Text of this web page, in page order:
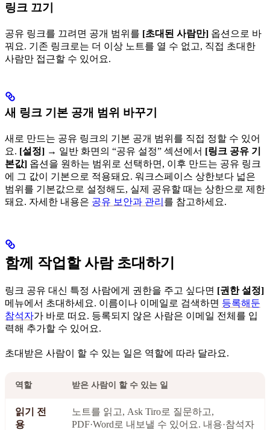
링크 끄기
공유 링크를 끄려면 공개 범위를 [초대된 사람만] 옵션으로 바
꿔요. 기존 링크로는 더 이상 노트를 열 수 없고, 직접 초대한
사람만 접근할 수 있어요.
새 링크 기본 공개 범위 바꾸기
새로 만드는 공유 링크의 기본 공개 범위를 직접 정할 수 있어
요. [설정] → 일반 화면의 “공유 설정” 섹션에서 [링크 공유 기
본값] 옵션을 원하는 범위로 선택하면, 이후 만드는 공유 링크
에 그 값이 기본으로 적용돼요. 워크스페이스 상한보다 넓은
범위를 기본값으로 설정해도, 실제 공유할 때는 상한으로 제한
돼요. 자세한 내용은 공유 보안과 관리 를 참고하세요.
함께 작업할 사람 초대하기
링크 공유 대신 특정 사람에게 권한을 주고 싶다면 [권한 설정]
메뉴에서 초대하세요. 이름이나 이메일로 검색하면 등록해둔
참석자가 바로 떠요. 등록되지 않은 사람은 이메일 전체를 입
력해 추가할 수 있어요.
초대받은 사람이 할 수 있는 일은 역할에 따라 달라요.
역할 받은 사람이 할 수 있는 일
읽기 전
용
노트를 읽고, Ask Tiro로 질문하고,
PDF·Word로 내보낼 수 있어요. 내용·참석자